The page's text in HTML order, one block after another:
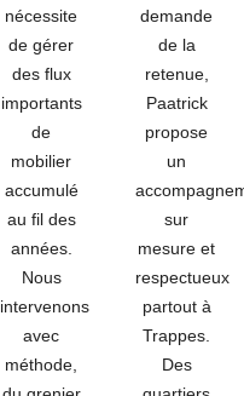
nécessite
de gérer
des flux
importants
de
mobilier
accumulé
au fil des
années.
Nous
intervenons
avec
méthode,
demande
de la
retenue,
Paatrick
propose
un
sur
mesure et
respectueux
partout à
Trappes.
Des